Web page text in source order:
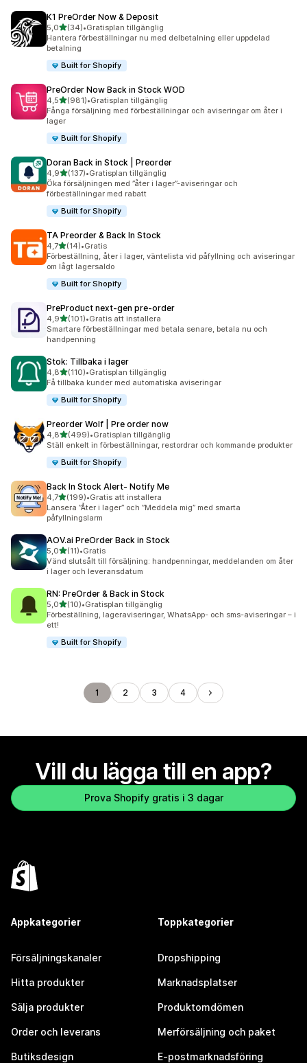
K1 PreOrder Now & Deposit
5,0av 5 stjärnor
(34)
34 recensioner totalt
•Gratisplan tillgänglig
Hantera förbeställningar nu med delbetalning eller uppdelad
betalning
Built for Shopify
PreOrder Now Back in Stock WOD
4,5av 5 stjärnor
(981)
981 recensioner totalt
•Gratisplan tillgänglig
Fånga försäljning med förbeställningar och aviseringar om åter i
lager
Built for Shopify
Doran Back in Stock | Preorder
4,9av 5 stjärnor
(137)
137 recensioner totalt
•Gratisplan tillgänglig
Öka försäljningen med ”åter i lager”-aviseringar och
förbeställningar med rabatt
Built for Shopify
TA Preorder & Back In Stock
4,7av 5 stjärnor
(14)
14 recensioner totalt
•Gratis
Förbeställning, åter i lager, väntelista vid påfyllning och aviseringar
om lågt lagersaldo
Built for Shopify
PreProduct next‑gen pre‑order
4,9av 5 stjärnor
(101)
101 recensioner totalt
•Gratis att installera
Smartare förbeställningar med betala senare, betala nu och
handpenning
Stok: Tillbaka i lager
4,8av 5 stjärnor
(110)
110 recensioner totalt
•Gratisplan tillgänglig
Få tillbaka kunder med automatiska aviseringar
Built for Shopify
Preorder Wolf | Pre order now
4,8av 5 stjärnor
(499)
499 recensioner totalt
•Gratisplan tillgänglig
Ställ enkelt in förbeställningar, restordrar och kommande produkter
Built for Shopify
Back In Stock Alert‑ Notify Me
4,7av 5 stjärnor
(199)
199 recensioner totalt
•Gratis att installera
Lansera ”Åter i lager” och ”Meddela mig” med smarta
påfyllningslarm
AOV.ai PreOrder Back in Stock
5,0av 5 stjärnor
(11)
11 recensioner totalt
•Gratis
Vänd slutsålt till försäljning: handpenningar, meddelanden om åter
i lager och leveransdatum
RN: PreOrder & Back in Stock
5,0av 5 stjärnor
(10)
10 recensioner totalt
•Gratisplan tillgänglig
Förbeställning, lageraviseringar, WhatsApp- och sms-aviseringar – i
ett!
Built for Shopify
1 2 3 4
Vill du lägga till en app?
Prova Shopify gratis i 3 dagar
Appkategorier
Försäljningskanaler
Hitta produkter
Sälja produkter
Order och leverans
Butiksdesign
Toppkategorier
Dropshipping
Marknadsplatser
Produktomdömen
Merförsäljning och paket
E-postmarknadsföring